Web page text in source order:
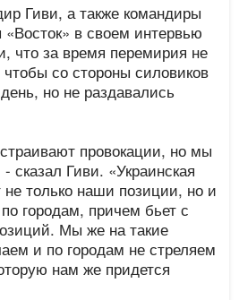
Гиви, а также командиры
в своем интервью
что за время перемирия не
со стороны силовиков
но не раздавались
провокации, но мы
сказал Гиви. «Украинская
только наши позиции, но и
городам, причем бьет с
Мы же на такие
и по городам не стреляем
нам же придется